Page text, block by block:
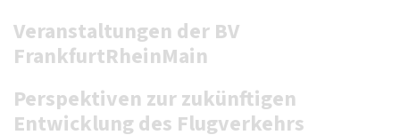
Veranstaltungen der BV
FrankfurtRheinMain
Perspektiven zur zukünftigen
Entwicklung des Flugverkehrs